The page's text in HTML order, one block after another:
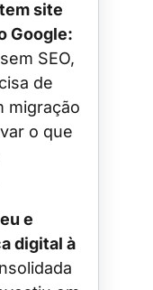
site
Google:
SEO,
de
migração
o que
e
digital à